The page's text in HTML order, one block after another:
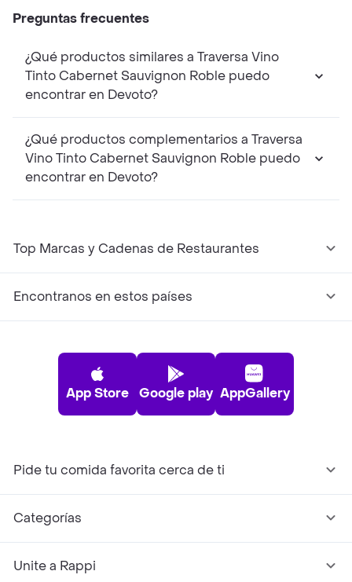
Preguntas frecuentes
¿Qué productos similares a Traversa Vino
Tinto Cabernet Sauvignon Roble puedo
encontrar en Devoto?
¿Qué productos complementarios a Traversa
Vino Tinto Cabernet Sauvignon Roble puedo
encontrar en Devoto?
Top Marcas y Cadenas de Restaurantes
Encontranos en estos países
App Store Google play AppGallery
Pide tu comida favorita cerca de ti
Categorías
Unite a Rappi